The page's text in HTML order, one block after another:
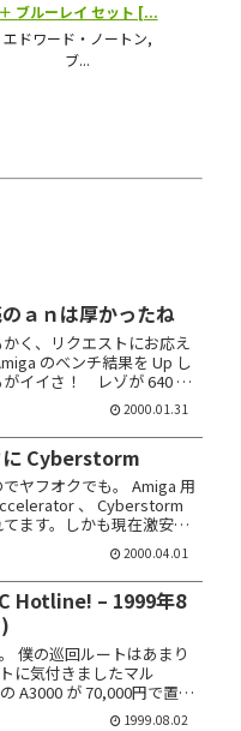
ａｎは厚かったね
く、リクエストにお応え
のベンチ結果を Up し
がイイさ！ レゾが 640 *
ご愛嬌、sysinfo 走らせる
モードに切り替わっ
68040 だとス...
2000.01.31
に Cyberstorm
ヤフオクでも。 Amiga 用
、 Cyberstorm
ます。しかも現在激安価
が空いてる Amiga ユー
空いてなくてもナリチュウ
2000.04.01
Hotline! – 1999年8
僕の巡回ルートはあまり
に気付きましたマル
A3000 が 70,000円で置い
った機械なんスけ...1999.08.02